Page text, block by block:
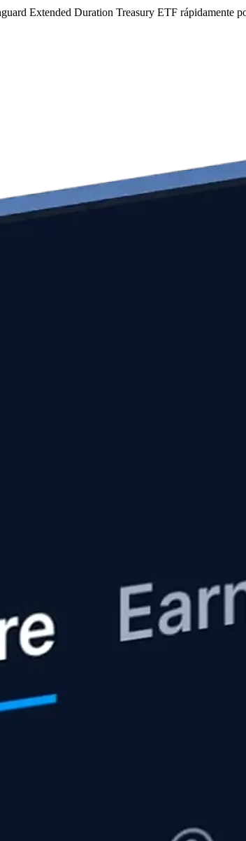
Extended Duration Treasury ETF rápidamente